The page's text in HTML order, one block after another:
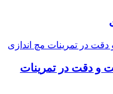
و دقت در تمرینات